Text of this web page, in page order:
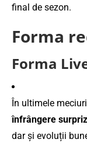
final de sezon.
Forma
Forma
În ultimele
înfrângere
dar și evoluții